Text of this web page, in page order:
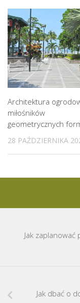
Architektura
miłośników
geometrycznych
28 PAŹDZIERNIKA
Jak
Jak dbać o